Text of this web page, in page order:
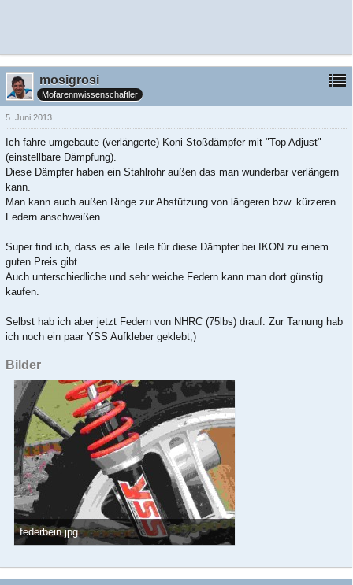
mosigrosi
Mofarennwissenschaftler
5. Juni 2013
Ich fahre umgebaute (verlängerte) Koni Stoßdämpfer mit "Top Adjust"
(einstellbare Dämpfung).
Diese Dämpfer haben ein Stahlrohr außen das man wunderbar verlängern
kann.
Man kann auch außen Ringe zur Abstützung von längeren bzw. kürzeren
Federn anschweißen.
Super find ich, dass es alle Teile für diese Dämpfer bei IKON zu einem
guten Preis gibt.
Auch unterschiedliche und sehr weiche Federn kann man dort günstig
kaufen.
Selbst hab ich aber jetzt Federn von NHRC (75lbs) drauf. Zur Tarnung hab
ich noch ein paar YSS Aufkleber geklebt;)
Bilder
federbein.jpg
110,42 kB, 1.790×3.310, 870 mal angesehen